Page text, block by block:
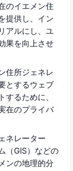
のイエメン住
提供し、イン
アルにし、ユ
果を向上させ
住所ジェネレ
とするウェブ
るために、
在のプライバ
ネレーター
（GIS）などの
ンの地理的分